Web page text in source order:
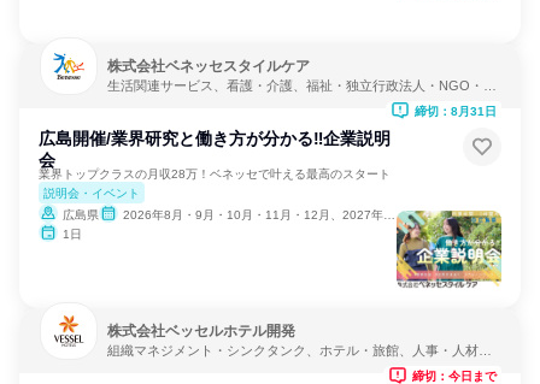
株式会社ベネッセスタイルケア
生活関連サービス、看護・介護、福祉・独立行政法人・NGO・N
広島開催/業界研究と働き方が分かる‼企業説明
会
業界トップクラスの月収28万！ベネッセで叶える最高のスタート
説明会・イベント
広島県
2026年8月・9月・10月・11月・12月、2027年1月
1日
締切：8月31日
株式会社ベッセルホテル開発
組織マネジメント・シンクタンク、ホテル・旅館、人事・人材サ
締切：今日まで